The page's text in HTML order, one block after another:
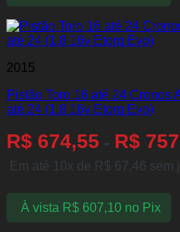
2015
Pistão Toro 16 até 24 Cronos
até 24 (1.8 16v Etorq Evo)
R$ 674,55 - R$
Em até 10x de R$ 67,46 sem
À vista R$607,10 no Pix